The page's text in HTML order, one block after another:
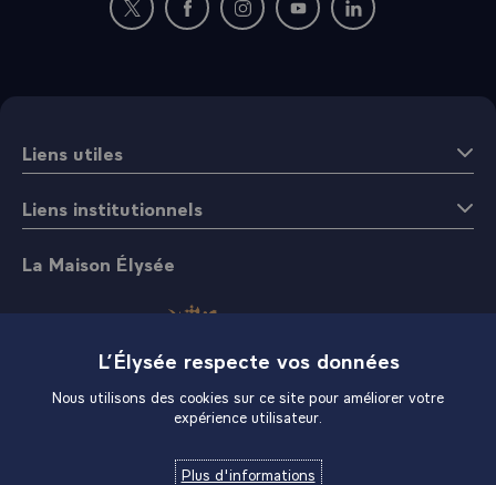
Nouvelle fenêtre : rejoignez-nous sur Twitter
Nouvelle fenêtre : rejoignez-nous sur
Nouvelle fenêtre : rejoignez-nous
Nouvelle fenêtre :
Nouvelle fenêtre :
Liens utiles
Liens institutionnels
La Maison Élysée
L’Élysée respecte vos données
Nous utilisons des cookies sur ce site pour améliorer votre
expérience utilisateur.
Plus d'informations